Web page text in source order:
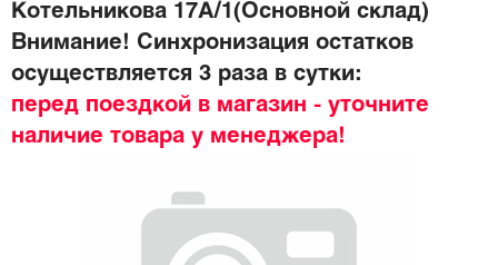
Котельникова 17А/1(Основной склад)
Внимание! Синхронизация остатков
осуществляется 3 раза в сутки:
перед поездкой в магазин - уточните
наличие товара у менеджера!